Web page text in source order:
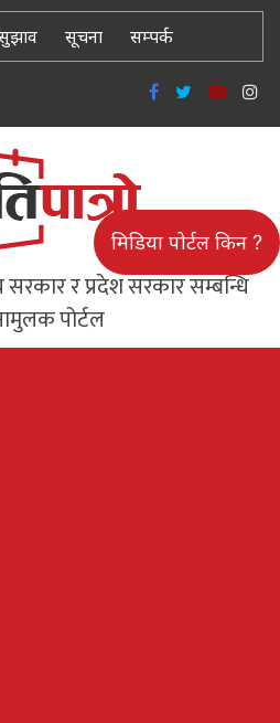
सूचना सम्पर्क
सरकार र प्रदेश सरकार सम्बन्धि
पोर्टल
मिडिया पोर्टल किन ?